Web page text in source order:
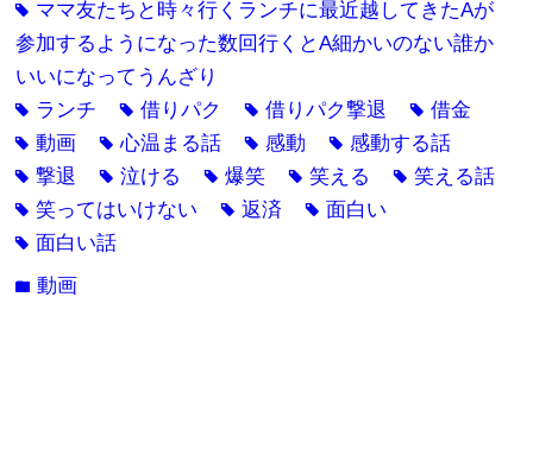
tag ママ友たちと時々行くランチに最近越してきたAが
参加するようになった数回行くとA細かいのない誰か
いいになってうんざり
tag ランチ tag借りパク tag借りパク撃退 tag借金
tag動画 tag心温まる話 tag感動 tag感動する話
tag撃退 tag泣ける tag爆笑 tag笑える tag笑える話
tag笑ってはいけない tag返済 tag 面白い
tag 面白い話
folder動画